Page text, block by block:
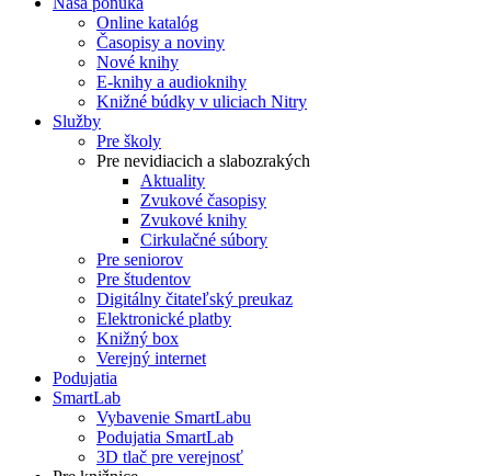
Online katalóg
Časopisy a noviny
Nové knihy
E-knihy a audioknihy
Knižné búdky v uliciach Nitry
Služby
Pre školy
Pre nevidiacich a slabozrakých
Aktuality
Zvukové časopisy
Zvukové knihy
Cirkulačné súbory
Pre seniorov
Pre študentov
Digitálny čitateľský preukaz
Elektronické platby
Knižný box
Verejný internet
Podujatia
SmartLab
Vybavenie SmartLabu
Podujatia SmartLab
3D tlač pre verejnosť